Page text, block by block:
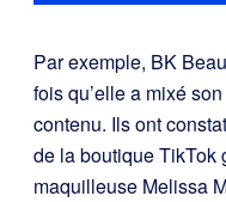
Par exemple, BK
fois qu’elle a mixé
contenu. Ils ont
de la boutique TikTok
maquilleuse Melissa